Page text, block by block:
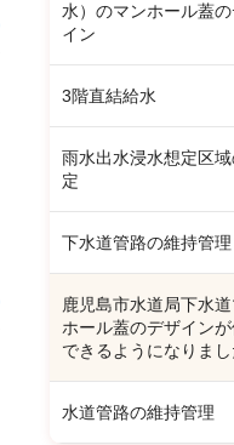
水）のマンホール蓋
イン
3階直結給水
雨水出水浸水想定区
定
下水道管路の維持管理
鹿児島市水道局下水
ホール蓋のデザインが
できるようになりまし
水道管路の維持管理